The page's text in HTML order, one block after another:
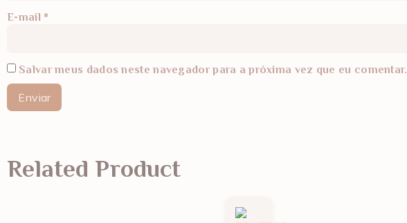
E-mail *
Salvar meus dados neste navegador para a próxima vez que eu comentar.
Related Product